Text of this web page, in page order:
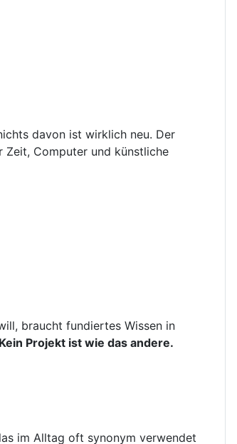
davon ist wirklich neu. Der
Zeit, Computer und künstliche
braucht fundiertes Wissen in
Kein Projekt ist wie das andere.
im Alltag oft synonym verwendet